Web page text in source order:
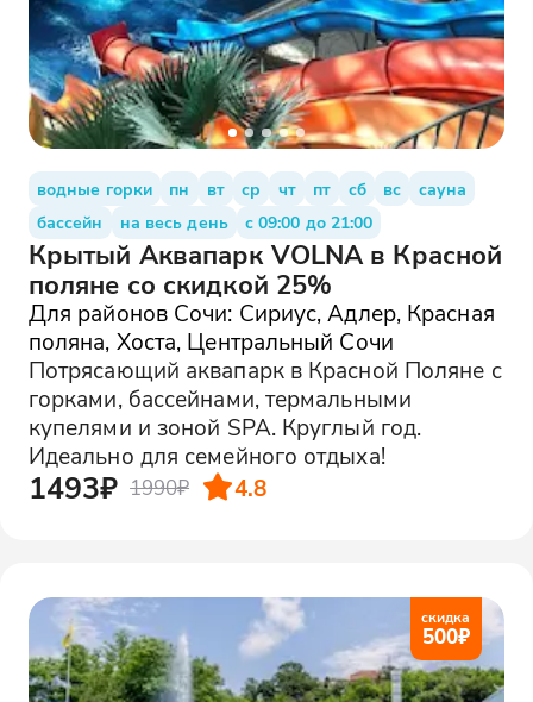
водные горки пн вт ср чт пт сб вс
сауна
бассейн
на весь день с 09:00 до 21:00
Крытый Аквапарк VOLNA в Красной
поляне со скидкой 25%
Для районов Сочи: Сириус, Адлер, Красная
поляна, Хоста, Центральный Сочи
Потрясающий аквапарк в Красной Поляне с
горками, бассейнами, термальными
купелями и зоной SPA. Круглый год.
Идеально для семейного отдыха!
1493₽ 1990₽ 4.8
скидка
500₽